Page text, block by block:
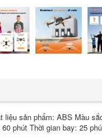
liệu sản phẩm: ABS Màu
phút Thời gian bay: 25